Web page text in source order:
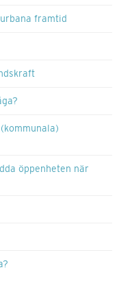
framtid
öppenheten när